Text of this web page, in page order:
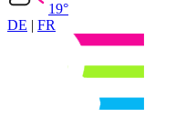
19°
DE | FR